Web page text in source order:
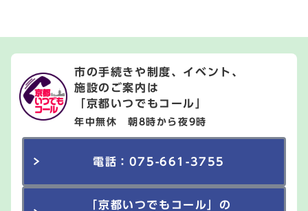
市の手続きや制度、イベント、
施設のご案内は
「京都いつでもコール」
年中無休 朝8時から夜9時
電話：075-661-3755
「京都いつでもコール」の